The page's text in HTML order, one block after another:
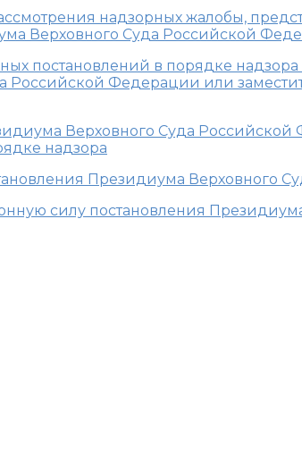
надзорных жалобы,
Верховного Суда Российской
постановлений в порядке
Российской Федерации или
Верховного Суда
надзора
Президиума Верховного
силу постановления